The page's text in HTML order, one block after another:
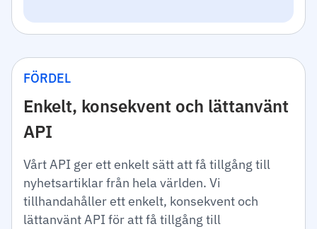
FÖRDEL
Enkelt, konsekvent och lättanvänt
API
Vårt API ger ett enkelt sätt att få tillgång till
nyhetsartiklar från hela världen. Vi
tillhandahåller ett enkelt, konsekvent och
lättanvänt API för att få tillgång till